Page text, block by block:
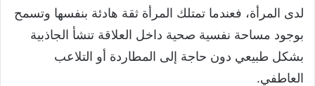
لدى المرأة، فعندما تمتلك المرأة ثقة هادئة بنفسها وتسمح
بوجود مساحة نفسية صحية داخل العلاقة تنشأ الجاذبية
بشكل طبيعي دون حاجة إلى المطاردة أو التلاعب
العاطفي.